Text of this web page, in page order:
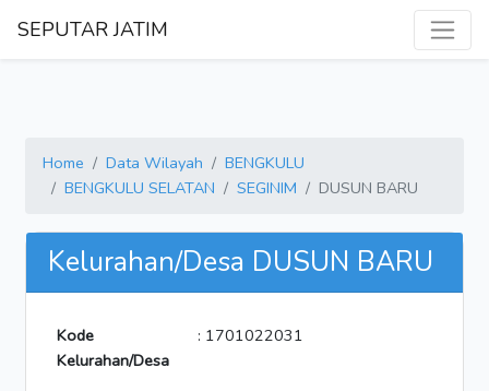
SEPUTAR JATIM
Home Data Wilayah
BENGKULU
BENGKULU SELATAN
SEGINIM DUSUN BARU
Kelurahan/Desa DUSUN BARU
Kode
Kelurahan/Desa
: 1701022031